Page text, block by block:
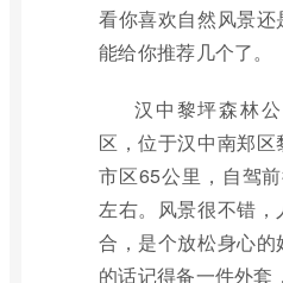
看你喜欢自然风景
能给你推荐几个了。
汉中黎坪森林
区，位于汉中南郑
市区65公里，自驾
左右。风景很不错
合，是个放松身心
的话记得备一件外套